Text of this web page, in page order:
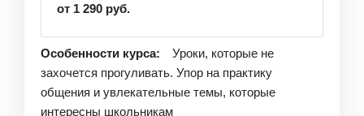
от 1 290 руб.
Особенности курса:
Уроки, которые не
захочется прогуливать. Упор на практику
общения и увлекательные темы, которые
интересны школьникам